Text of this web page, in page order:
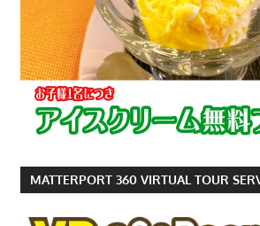
MATTERPORT 360 VIRTUAL TOUR